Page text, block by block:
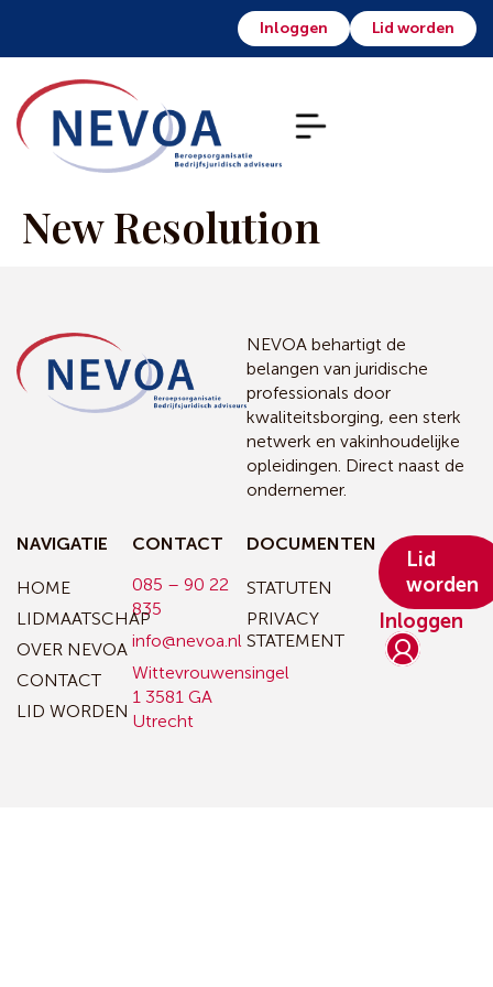
Inloggen Lid worden
New Resolution
NEVOA behartigt de
belangen van juridische
professionals door
kwaliteitsborging, een sterk
netwerk en vakinhoudelijke
opleidingen. Direct naast de
ondernemer.
NAVIGATIE
HOME
LIDMAATSCHAP
OVER NEVOA
CONTACT
LID WORDEN
CONTACT
085 – 90 22
835
info@nevoa.nl
Wittevrouwensingel
1 3581 GA
Utrecht
DOCUMENTEN
STATUTEN
PRIVACY
STATEMENT
Inloggen
Lid
worden